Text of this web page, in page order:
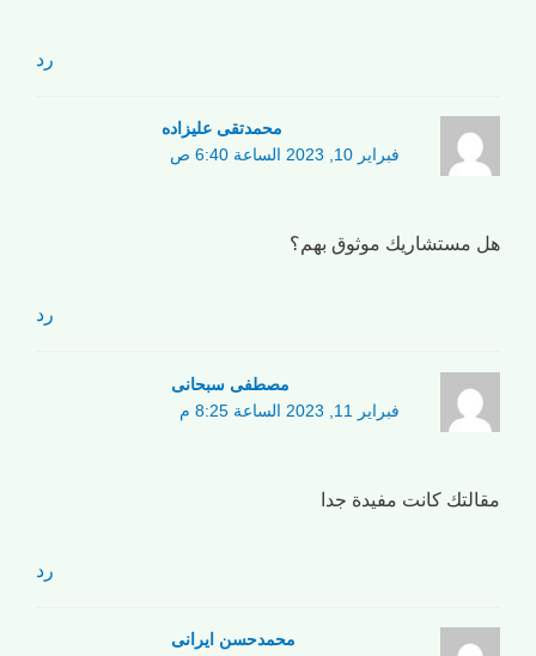
رد
محمدتقی علیزاده
فبراير 10, 2023 الساعة 6:40 ص
هل مستشاريك موثوق بهم؟
رد
مصطفی سبحانی
فبراير 11, 2023 الساعة 8:25 م
مقالتك كانت مفيدة جدا
رد
محمدحسن ایرانی